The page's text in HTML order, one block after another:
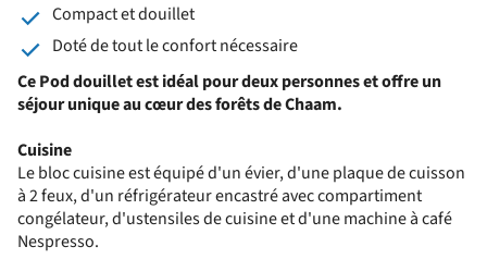
Compact et douillet
Doté de tout le confort nécessaire
Ce Pod douillet est idéal pour deux personnes et offre un
séjour unique au cœur des forêts de Chaam.
Cuisine
Le bloc cuisine est équipé d'un évier, d'une plaque de cuisson
à 2 feux, d'un réfrigérateur encastré avec compartiment
congélateur, d'ustensiles de cuisine et d'une machine à café
Nespresso.